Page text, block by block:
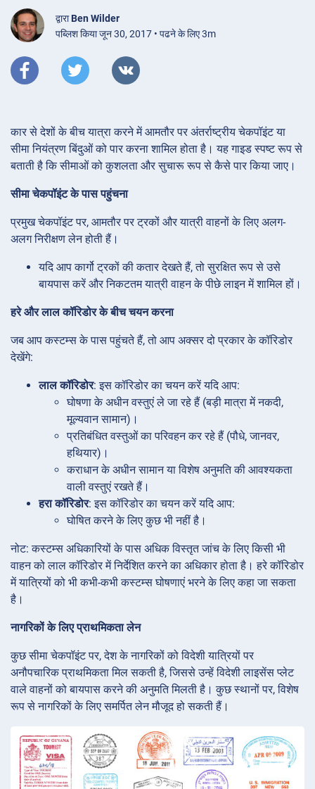
द्वाराBen Wilder
पब्लिश किया जून 30, 2017 • पढने के लिए 3m
कार से देशों के बीच यात्रा करने में आमतौर पर अंतर्राष्ट्रीय चेकपॉइंट या
सीमा नियंत्रण बिंदुओं को पार करना शामिल होता है। यह गाइड स्पष्ट रूप से
बताती है कि सीमाओं को कुशलता और सुचारू रूप से कैसे पार किया जाए।
सीमा चेकपॉइंट के पास पहुंचना
प्रमुख चेकपॉइंट पर, आमतौर पर ट्रकों और यात्री वाहनों के लिए अलग-
अलग निरीक्षण लेन होती हैं।
यदि आप कार्गो ट्रकों की कतार देखते हैं, तो सुरक्षित रूप से उसे
बायपास करें और निकटतम यात्री वाहन के पीछे लाइन में शामिल हों।
हरे और लाल कॉरिडोर के बीच चयन करना
जब आप कस्टम्स के पास पहुंचते हैं, तो आप अक्सर दो प्रकार के कॉरिडोर
देखेंगे:
लाल कॉरिडोर: इस कॉरिडोर का चयन करें यदि आप:
घोषणा के अधीन वस्तुएं ले जा रहे हैं (बड़ी मात्रा में नकदी,
मूल्यवान सामान)।
प्रतिबंधित वस्तुओं का परिवहन कर रहे हैं (पौधे, जानवर,
हथियार)।
कराधान के अधीन सामान या विशेष अनुमति की आवश्यकता
वाली वस्तुएं रखते हैं।
हरा कॉरिडोर: इस कॉरिडोर का चयन करें यदि आप:
घोषित करने के लिए कुछ भी नहीं है।
नोट: कस्टम्स अधिकारियों के पास अधिक विस्तृत जांच के लिए किसी भी
वाहन को लाल कॉरिडोर में निर्देशित करने का अधिकार होता है। हरे कॉरिडोर
में यात्रियों को भी कभी-कभी कस्टम्स घोषणाएं भरने के लिए कहा जा सकता
है।
नागरिकों के लिए प्राथमिकता लेन
कुछ सीमा चेकपॉइंट पर, देश के नागरिकों को विदेशी यात्रियों पर
अनौपचारिक प्राथमिकता मिल सकती है, जिससे उन्हें विदेशी लाइसेंस प्लेट
वाले वाहनों को बायपास करने की अनुमति मिलती है। कुछ स्थानों पर, विशेष
रूप से नागरिकों के लिए समर्पित लेन मौजूद हो सकती हैं।